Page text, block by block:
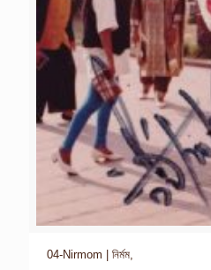
04-Nirmom | নির্মম,